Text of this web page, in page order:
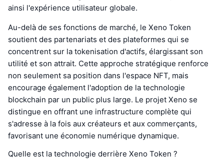
ainsi l'expérience utilisateur globale.
Au-delà de ses fonctions de marché, le Xeno Token
soutient des partenariats et des plateformes qui se
concentrent sur la tokenisation d'actifs, élargissant son
utilité et son attrait. Cette approche stratégique renforce
non seulement sa position dans l'espace NFT, mais
encourage également l'adoption de la technologie
blockchain par un public plus large. Le projet Xeno se
distingue en offrant une infrastructure complète qui
s'adresse à la fois aux créateurs et aux commerçants,
favorisant une économie numérique dynamique.
Quelle est la technologie derrière Xeno Token ?